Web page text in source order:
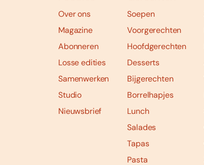
Over ons
Magazine
Abonneren
Losse edities
Samenwerken
Studio
Nieuwsbrief
Soepen
Voorgerechten
Hoofdgerechten
Desserts
Bijgerechten
Borrelhapjes
Lunch
Salades
Tapas
Pasta